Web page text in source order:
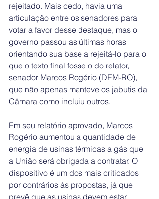
rejeitado. Mais cedo, havia uma
articulação entre os senadores para
votar a favor desse destaque, mas o
governo passou as últimas horas
orientando sua base a rejeitá-lo para o
que o texto final fosse o do relator,
senador Marcos Rogério (DEM-RO),
que não apenas manteve os jabutis da
Câmara como incluiu outros.
Em seu relatório aprovado, Marcos
Rogério aumentou a quantidade de
energia de usinas térmicas a gás que
a União será obrigada a contratar. O
dispositivo é um dos mais criticados
por contrários às propostas, já que
prevê que as usinas devem estar